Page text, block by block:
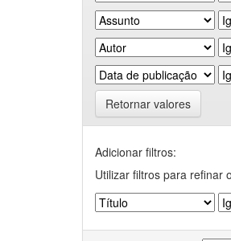
Retornar valores
Adicionar filtros:
Utilizar filtros para refinar